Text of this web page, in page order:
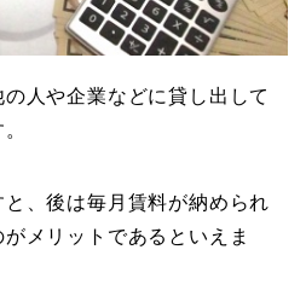
人や企業などに貸し出して
、後は毎月賃料が納められ
メリットであるといえま